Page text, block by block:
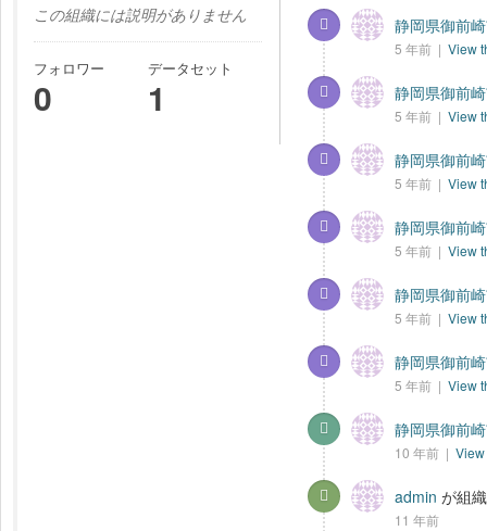
この組織には説明がありません
フォロワー
0
データセット
1
静岡県御前
5 年前 | View
静岡県御前
5 年前 | View
静岡県御前
5 年前 | View
静岡県御前
5 年前 | View
静岡県御前
5 年前 | View
静岡県御前
5 年前 | View
静岡県御前
10 年前 |
admin が組
11 年前